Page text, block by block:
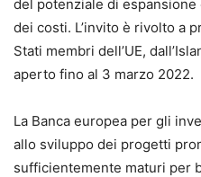
del potenziale di
dei costi. L’invito è rivolto a
Stati membri dell’UE,
aperto fino al 3 marzo 2022.
La Banca europea per gli
allo sviluppo dei progetti
sufficientemente maturi per